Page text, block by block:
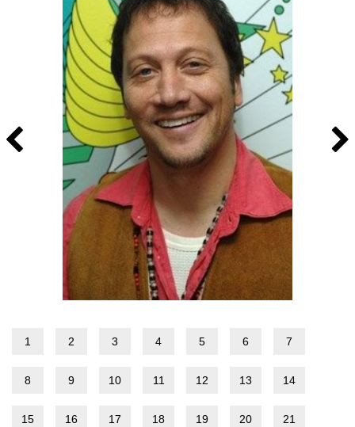
1 2 3 4 5 6 7
8 9 10 11 12 13 14
15 16 17 18 19 20 21